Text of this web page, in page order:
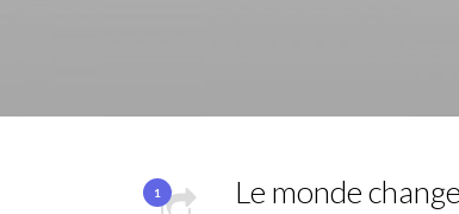
1
Le monde